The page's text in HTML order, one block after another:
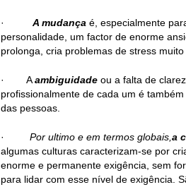
· A mudança é, especialmente
personalidade, um factor de enorme
prolonga, cria problemas de stress
· A ambiguidade ou a falta de
profissionalmente de cada um é
das pessoas.
· Por ultimo e em termos globais, a
algumas culturas caracterizam-se por
enorme e permanente exigência, sem
para lidar com esse nível de exigência.